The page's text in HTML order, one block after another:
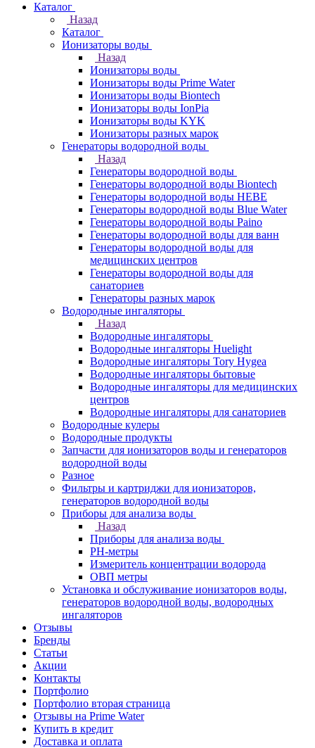
Каталог
Назад
Каталог
Ионизаторы воды
Назад
Ионизаторы воды
Ионизаторы воды Prime Water
Ионизаторы воды Biontech
Ионизаторы воды IonPia
Ионизаторы воды KYK
Ионизаторы разных марок
Генераторы водородной воды
Назад
Генераторы водородной воды
Генераторы водородной воды Biontech
Генераторы водородной воды HEBE
Генераторы водородной воды Blue Water
Генераторы водородной воды Paino
Генераторы водородной воды для ванн
Генераторы водородной воды для
медицинских центров
Генераторы водородной воды для
санаториев
Генераторы разных марок
Водородные ингаляторы
Назад
Водородные ингаляторы
Водородные ингаляторы Huelight
Водородные ингаляторы Tory Hygea
Водородные ингаляторы бытовые
Водородные ингаляторы для медицинских
центров
Водородные ингаляторы для санаториев
Водородные кулеры
Водородные продукты
Запчасти для ионизаторов воды и генераторов
водородной воды
Разное
Фильтры и картриджи для ионизаторов,
генераторов водородной воды
Приборы для анализа воды
Назад
Приборы для анализа воды
PH-метры
Измеритель концентрации водорода
ОВП метры
Установка и обслуживание ионизаторов воды,
генераторов водородной воды, водородных
ингаляторов
Отзывы
Бренды
Статьи
Акции
Контакты
Портфолио
Портфолио вторая страница
Отзывы на Prime Water
Купить в кредит
Доставка и оплата